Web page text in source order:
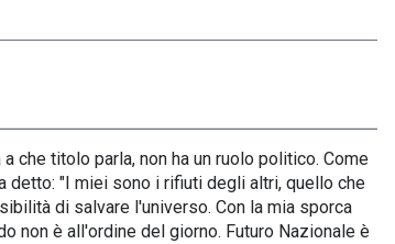
che titolo parla, non ha un ruolo politico. Come
detto: "I miei sono i rifiuti degli altri, quello che
di salvare l'universo. Con la mia sporca
non è all'ordine del giorno. Futuro Nazionale è